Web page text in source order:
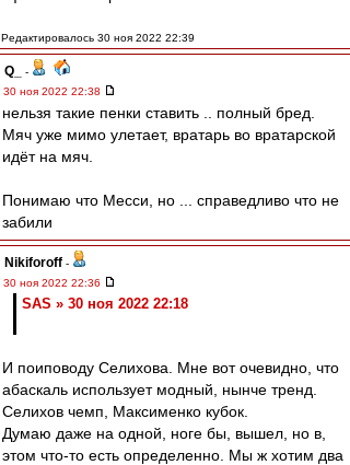
Редактировалось 30 ноя 2022 22:39
Q_
-
30 ноя 2022 22:38
нельзя такие пенки ставить .. полный бред.
Мяч уже мимо улетает, вратарь во вратарской
идёт на мяч.
Понимаю что Месси, но ... справедливо что не
забили
Nikiforoff -
30 ноя 2022 22:36
SAS » 30 ноя 2022 22:18
И поиповоду Селихова. Мне вот очевидно, что
абаскаль использует модный, нынче тренд.
Селихов чемп, Максименко кубок.
Думаю даже на одной, ноге бы, вышел, но в,
этом что-то есть определенно. Мы ж хотим два